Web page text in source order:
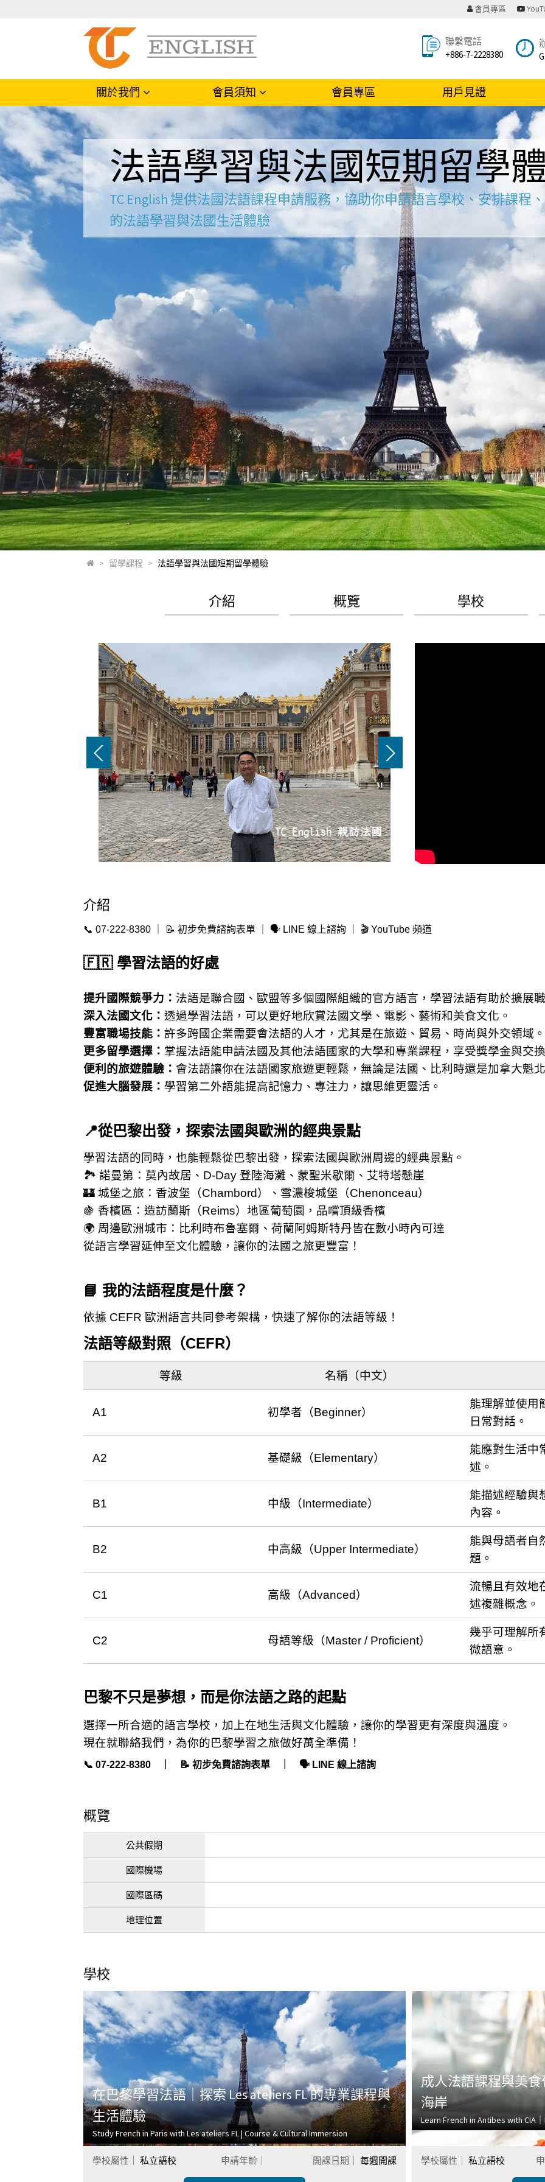
聯繫電話
+886‐7‐2228380
關於我們
優勢特色
TC團隊
會員須知
使用流程
會員權益與費用
付費說明
上課前環境準備
隱私權政策
會員專區 用戶見證
會員專區
法語學習與法國短期留學
TC English 提供法國法語課程申請服務，協助你申請語言學校、安排課程
的法語學習與法國生活體驗
> 留學課程 > 法語學習與法國短期留學體驗
介紹 概覽 學校
介紹
📞 07-222-8380 ｜ 📝 初步免費諮詢表單 ｜ 🗣 LINE 線上諮詢 ｜ 🎬 YouTube 頻道
🇫🇷 學習法語的好處
提升國際競爭力： 法語是聯合國、歐盟等多個國際組織的官方語言，學習法語有助於擴展
深入法國文化： 透過學習法語，可以更好地欣賞法國文學、電影、藝術和美食文化。
豐富職場技能： 許多跨國企業需要會法語的人才，尤其是在旅遊、貿易、時尚與外交領域。
更多留學選擇： 掌握法語能申請法國及其他法語國家的大學和專業課程，享受獎學金與交
便利的旅遊體驗： 會法語讓你在法語國家旅遊更輕鬆，無論是法國、比利時還是加拿大魁
促進大腦發展： 學習第二外語能提高記憶力、專注力，讓思維更靈活。
📍從巴黎出發，探索法國與歐洲的經典景點
學習法語的同時，也能輕鬆從巴黎出發，探索法國與歐洲周邊的經典景點。
🏞️ 諾曼第：莫內故居、D-Day 登陸海灘、蒙聖米歇爾、艾特塔懸崖
🏰 城堡之旅：香波堡（Chambord）、雪濃梭城堡（Chenonceau）
🍇 香檳區：造訪蘭斯（Reims）地區葡萄園，品嚐頂級香檳
🌍 周邊歐洲城市：比利時布魯塞爾、荷蘭阿姆斯特丹皆在數小時內可達
從語言學習延伸至文化體驗，讓你的法國之旅更豐富！
📘 我的法語程度是什麼？
依據 CEFR 歐洲語言共同參考架構，快速了解你的法語等級！
法語等級對照（CEFR）
等級 名稱（中文）
A1 初學者（Beginner）
能理解並使用
日常對話。
A2 基礎級（Elementary）
能應對生活中
述。
B1 中級（Intermediate）
能描述經驗與
內容。
B2 中高級（Upper Intermediate）
能與母語者自
題。
C1 高級（Advanced）
流暢且有效地
述複雜概念。
C2 母語等級（Master / Proficient）
幾乎可理解所
微語意。
巴黎不只是夢想，而是你法語之路的起點
選擇一所合適的語言學校，加上在地生活與文化體驗，讓你的學習更有深度與溫度。
現在就聯絡我們，為你的巴黎學習之旅做好萬全準備！
📞 07-222-8380 ｜ 📝 初步免費諮詢表單 ｜ 🗣 LINE 線上諮詢
概覽
公共假期
國際機場
國際區碼
地理位置
學校
在巴黎學習法語｜探索 Les ateliers FL 的專業課程與
生活體驗
Study French in Paris with Les ateliers FL | Course & Cultural Immersion
學校屬性｜ 私立語校 申請年齡｜ 開課日期｜ 每週開課
成人法語課程與美
海岸
Learn French in Antibes with CIA
Lifestyle
學校屬性｜ 私立語校